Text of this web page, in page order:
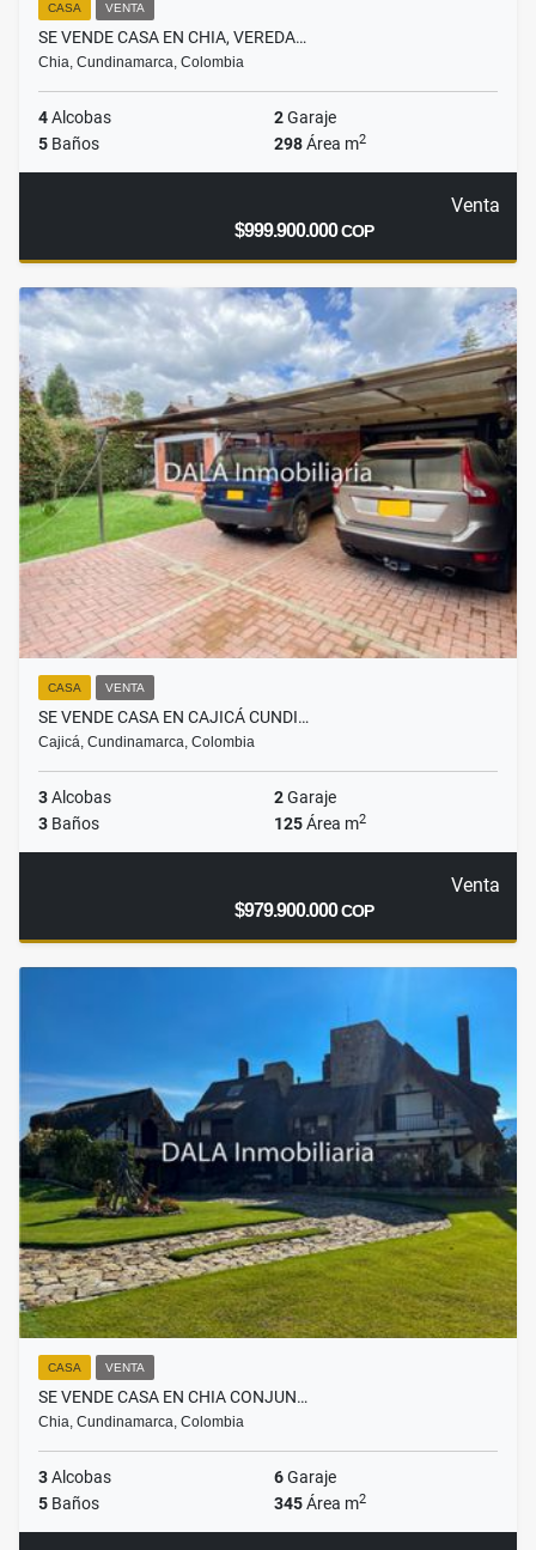
CASA VENTA
SE VENDE CASA EN CHIA, VEREDA…
Chia, Cundinamarca, Colombia
4Alcobas 2Garaje
5 Baños 298Área m2
Venta
$999.900.000COP
CASA VENTA
SE VENDE CASA EN CAJICÁ CUNDI…
Cajicá, Cundinamarca, Colombia
3Alcobas 2Garaje
3 Baños 125Área m2
Venta
$979.900.000COP
CASA VENTA
SE VENDE CASA EN CHIA CONJUN…
Chia, Cundinamarca, Colombia
3Alcobas 6Garaje
5 Baños 345Área m2